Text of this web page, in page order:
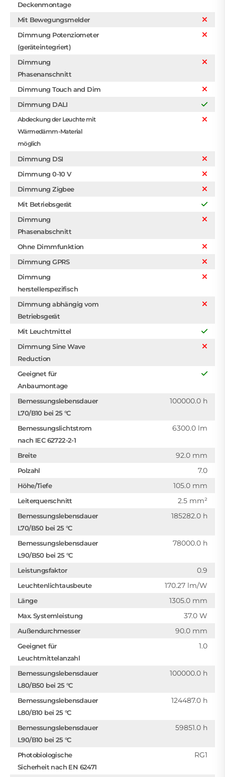
Deckenmontage
Mit Bewegungsmelder
Dimmung Potenziometer
(geräteintegriert)
Dimmung
Phasenanschnitt
Dimmung Touch and Dim
Dimmung DALI
Abdeckung der Leuchte mit
Wärmedämm-Material
möglich
Dimmung DSI
Dimmung 0-10 V
Dimmung Zigbee
Mit Betriebsgerät
Dimmung
Phasenabschnitt
Ohne Dimmfunktion
Dimmung GPRS
Dimmung
herstellerspezifisch
Dimmung abhängig vom
Betriebsgerät
Mit Leuchtmittel
Dimmung Sine Wave
Reduction
Geeignet für
Anbaumontage
Bemessungslebensdauer
L70/B10 bei 25 °C
100000.0 h
Bemessungslichtstrom
nach IEC 62722-2-1
6300.0 lm
Breite 92.0 mm
Polzahl 7.0
Höhe/Tiefe 105.0 mm
Leiterquerschnitt 2.5 mm²
Bemessungslebensdauer
L70/B50 bei 25 °C
185282.0 h
Bemessungslebensdauer
L90/B50 bei 25 °C
78000.0 h
Leistungsfaktor 0.9
Leuchtenlichtausbeute 170.27 lm/W
Länge 1305.0 mm
Max. Systemleistung 37.0 W
Außendurchmesser 90.0 mm
Geeignet für
Leuchtmittelanzahl
1.0
Bemessungslebensdauer
L80/B50 bei 25 °C
100000.0 h
Bemessungslebensdauer
L80/B10 bei 25 °C
124487.0 h
Bemessungslebensdauer
L90/B10 bei 25 °C
59851.0 h
Photobiologische
Sicherheit nach EN 62471
RG1